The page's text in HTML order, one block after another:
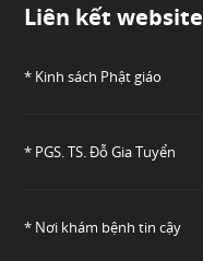
Liên kết website
* Kinh sách Phật giáo
* PGS. TS. Đỗ Gia Tuyển
* Nơi khám bệnh tin cậy